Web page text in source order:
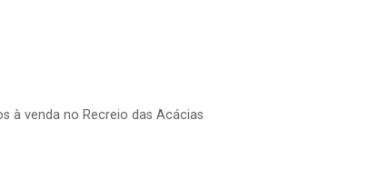
à venda no Recreio das Acácias